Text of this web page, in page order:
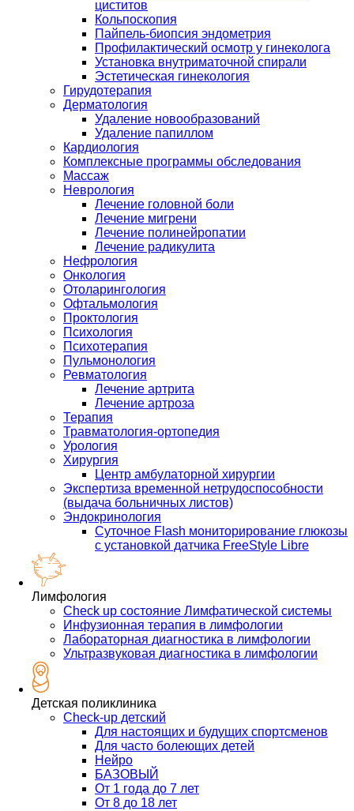
циститов
Кольпоскопия
Пайпель-биопсия эндометрия
Профилактический осмотр у гинеколога
Установка внутриматочной спирали
Эстетическая гинекология
Гирудотерапия
Дерматология
Удаление новообразований
Удаление папиллом
Кардиология
Комплексные программы обследования
Массаж
Неврология
Лечение головной боли
Лечение мигрени
Лечение полинейропатии
Лечение радикулита
Нефрология
Онкология
Отоларингология
Офтальмология
Проктология
Психология
Психотерапия
Пульмонология
Ревматология
Лечение артрита
Лечение артроза
Терапия
Травматология-ортопедия
Урология
Хирургия
Центр амбулаторной хирургии
Экспертиза временной нетрудоспособности
(выдача больничных листов)
Эндокринология
Суточное Flash мониторирование глюкозы
с установкой датчика FreeStyle Libre
Лимфология
Check up состояние Лимфатической системы
Инфузионная терапия в лимфологии
Лабораторная диагностика в лимфологии
Ультразвуковая диагностика в лимфологии
Детская поликлиника
Check-up детский
Для настоящих и будущих спортсменов
Для часто болеющих детей
Нейро
БАЗОВЫЙ
От 1 года до 7 лет
От 8 до 18 лет